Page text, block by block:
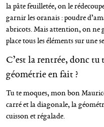
la pâte feuilletée, on le
garnir les oranais : poudre
abricots. Mais attention, on ne
place tous les éléments sur une
C’est la rentrée, donc tu
géométrie en fait ?
Tu te moques, mon bon
carré et la diagonale, la
cuisson et régalade.